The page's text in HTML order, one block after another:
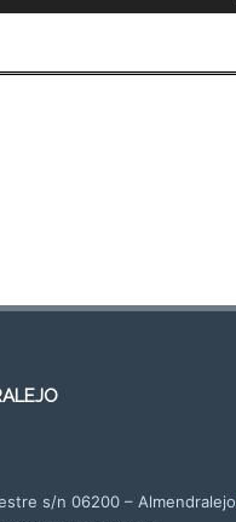
s/n 06200 – Almendralejo